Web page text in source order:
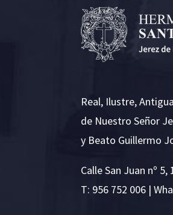
Real, Ilustre,
de Nuestro Señor
y Beato Guillermo
Calle San Juan nº
T: 956 752 006 |